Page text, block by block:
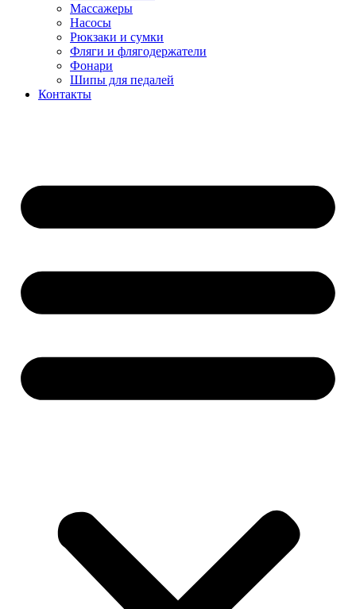
Массажеры
Насосы
Рюкзаки и сумки
Фляги и флягодержатели
Фонари
Шипы для педалей
Контакты